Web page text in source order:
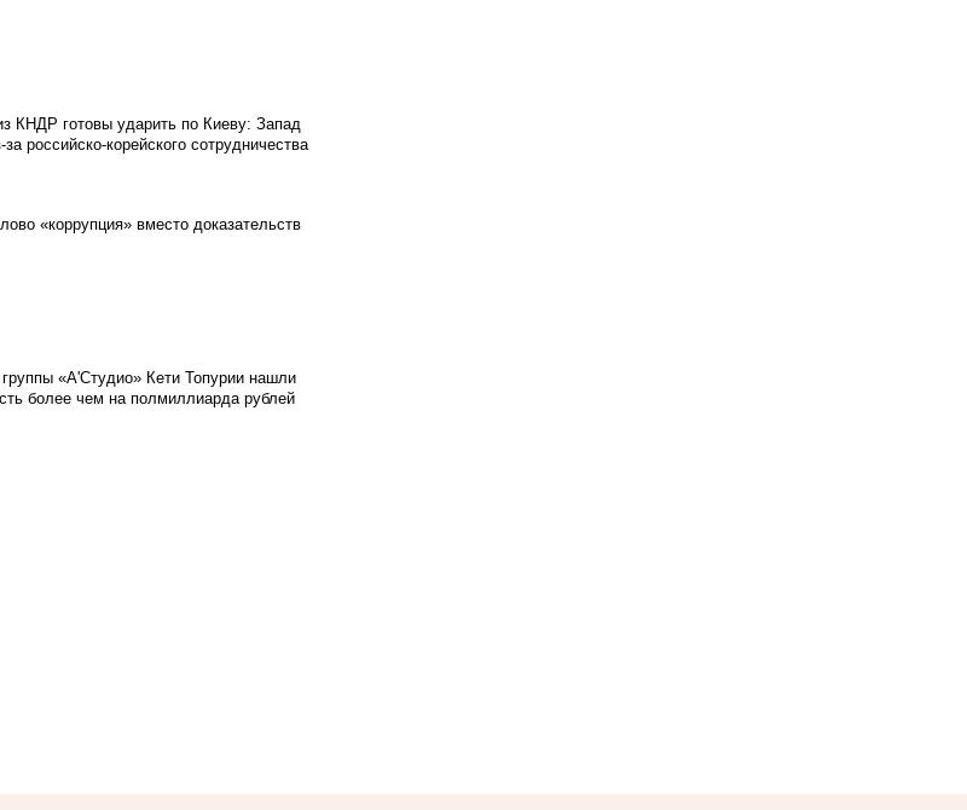
КНДР готовы ударить по Киеву: Запад
за российско-корейского сотрудничества
«коррупция» вместо доказательств
«А'Студио» Кети Топурии нашли
более чем на полмиллиарда рублей